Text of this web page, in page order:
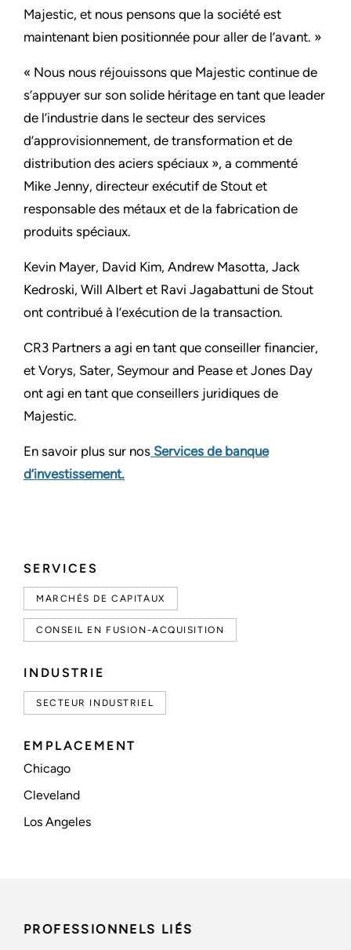
SERVICES
MARCHÉS DE CAPITAUX
CONSEIL EN FUSION-ACQUISITION
INDUSTRIE
SECTEUR INDUSTRIEL
EMPLACEMENT
Chicago
Cleveland
Los Angeles
Majestic, et nous pensons que la société est
maintenant bien positionnée pour aller de l’avant. »
« Nous nous réjouissons que Majestic continue de
s’appuyer sur son solide héritage en tant que leader
de l’industrie dans le secteur des services
d’approvisionnement, de transformation et de
distribution des aciers spéciaux », a commenté
Mike Jenny, directeur exécutif de Stout et
responsable des métaux et de la fabrication de
produits spéciaux.
Kevin Mayer, David Kim, Andrew Masotta, Jack
Kedroski, Will Albert et Ravi Jagabattuni de Stout
ont contribué à l’exécution de la transaction.
CR3 Partners a agi en tant que conseiller financier,
et Vorys, Sater, Seymour and Pease et Jones Day
ont agi en tant que conseillers juridiques de
Majestic.
En savoir plus sur nos Services de banque
d’investissement.
PROFESSIONNELS LIÉS